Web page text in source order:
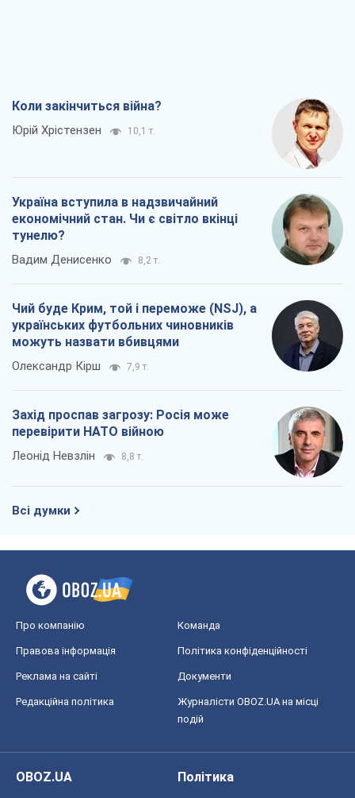
Коли закінчиться війна?
Юрій Хрістензен 10,1 т.
Україна вступила в надзвичайний
економічний стан. Чи є світло вкінці
тунелю?
Вадим Денисенко 8,2 т.
Чий буде Крим, той і переможе (NSJ), а
українських футбольних чиновників
можуть назвати вбивцями
Олександр Кірш 7,9 т.
Захід проспав загрозу: Росія може
перевірити НАТО війною
Леонід Невзлін 8,8 т.
Всі думки
Про компанію Команда
Правова інформація Політика конфіденційності
Реклама на сайті Документи
Редакційна політика
Журналісти OBOZ.UA на місці
подій
OBOZ.UA
Політика